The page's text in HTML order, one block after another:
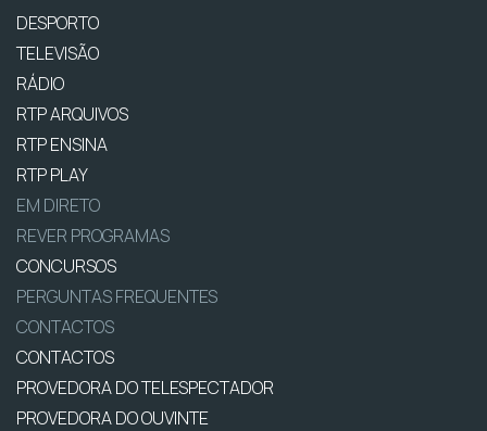
DESPORTO
TELEVISÃO
RÁDIO
RTP ARQUIVOS
RTP ENSINA
RTP PLAY
EM DIRETO
REVER PROGRAMAS
CONCURSOS
PERGUNTAS FREQUENTES
CONTACTOS
CONTACTOS
PROVEDORA DO TELESPECTADOR
PROVEDORA DO OUVINTE